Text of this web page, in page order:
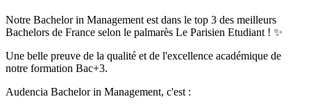
Notre Bachelor in Management est dans le top 3 des meilleurs
Bachelors de France selon le palmarès Le Parisien Etudiant ! ✨
Une belle preuve de la qualité et de l'excellence académique de
notre formation Bac+3.
Audencia Bachelor in Management, c'est :